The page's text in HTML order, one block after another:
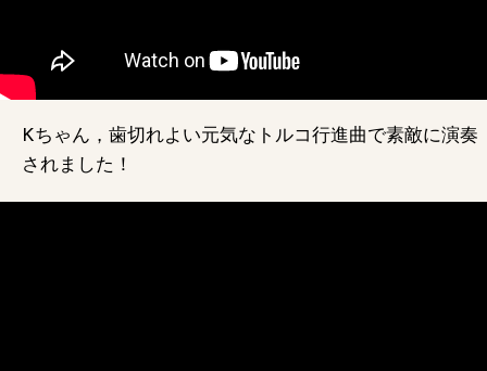
Kちゃん，歯切れよい元気なトルコ行進曲で素敵に演奏
されました！